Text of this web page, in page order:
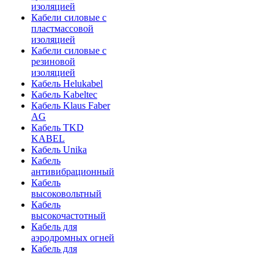
изоляцией
Кабели силовые с
пластмассовой
изоляцией
Кабели силовые с
резиновой
изоляцией
Кабель Helukabel
Кабель Kabeltec
Кабель Klaus Faber
AG
Кабель TKD
KABEL
Кабель Unika
Кабель
антивибрационный
Кабель
высоковольтный
Кабель
высокочастотный
Кабель для
аэродромных огней
Кабель для